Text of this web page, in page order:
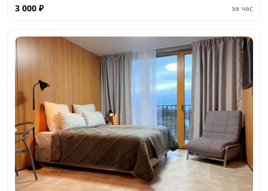
3 000 ₽ за час